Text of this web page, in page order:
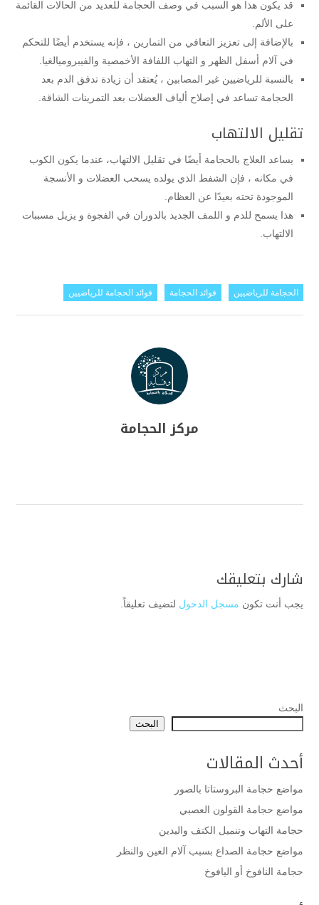
قد يكون هذا هو السبب في وصف الحجامة للعديد من الحالات القائمة
على الألم.
بالإضافة إلى تعزيز التعافي من التمارين ، فإنه يستخدم أيضًا للتحكم
في آلام أسفل الظهر و التهاب اللفافة الأخمصية والفيبروميالغيا.
بالنسبة للرياضيين غير المصابين ، يُعتقد أن زيادة تدفق الدم بعد
الحجامة تساعد في إصلاح ألياف العضلات بعد التمرينات الشاقة.
تقليل الالتهاب
يساعد العلاج بالحجامة أيضًا في تقليل الالتهاب، عندما يكون الكوب
في مكانه ، فإن الشفط الذي يولده يسحب العضلات و الأنسجة
الموجودة تحته بعيدًا عن العظام.
هذا يسمح للدم و اللمف الجديد بالدوران في الفجوة و يزيل مسببات
الالتهاب.
الحجامة للرياضيين فوائد الحجامة فوائد الحجامة للرياضيين
مركز الحجامة
شارك بتعليقك
يجب أنت تكون مسجل الدخول لتضيف تعليقاً.
البحث
البحث
أحدث المقالات
مواضع حجامة البروستاتا بالصور
مواضع حجامة القولون العصبي
حجامة التهاب وتنميل الكتف واليدين
مواضع حجامة الصداع بسبب آلام العين والنظر
حجامة النافوخ أو اليافوخ